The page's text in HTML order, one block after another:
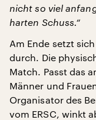
nicht so viel
harten Schuss.“
Am Ende setzt
durch. Die
Match. Passt das
Männer und
Organisator des
vom ERSC, winkt